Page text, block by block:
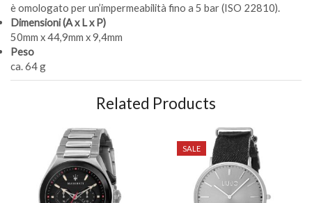
è omologato per un’impermeabilità fino a 5 bar (ISO 22810).
Dimensioni (A x L x P)
50mm x 44,9mm x 9,4mm
Peso
ca. 64 g
Related Products
SALE